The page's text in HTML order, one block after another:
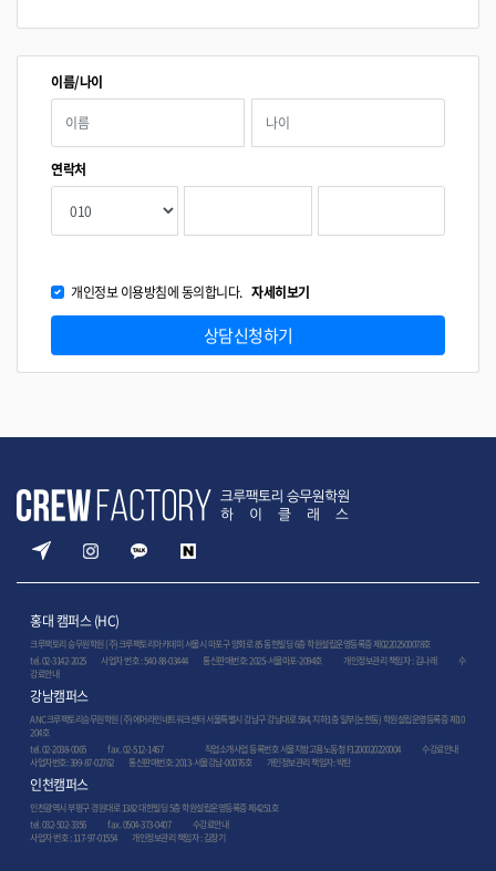
이름/나이
연락처
개인정보 이용방침에 동의합니다. 자세히보기
상담신청하기
홍대 캠퍼스 (HC)
크루팩토리 승무원학원 (주)크루팩토리아카데미 서울시 마포구 양화로 85 동현빌딩 6층 학원설립운영등록증 제02202500078호
tel. 02-3142-2025 사업자 번호 : 540-88-03444 통신판매번호: 2025-서울마포-2094호
개인정보관리 책임자 : 김나래
수
강료안내
강남캠퍼스
ANC크루팩토리승무원학원 (주)에어라인네트워크센터 서울특별시 강남구 강남대로 584, 지하1층 일부(논현동) 학원설립운영등록증 제10
204호
tel. 02-2038-0065
fax. 02-512-1467 직업소개사업 등록번호 서울지방고용노동청 F1200020220004
수강료안내
사업자번호: 399-87-02762 통신판매번호: 2013-서울강남-00076호 개인정보관리 책임자: 박탄
인천캠퍼스
인천광역시 부평구 경원대로 1382 대한빌딩 5층 학원설립운영등록증 제4251호
tel. 032-502-3356
fax. 0504-373-0407
수강료안내
사업자 번호 : 117-97-01554 개인정보관리 책임자 : 김장기